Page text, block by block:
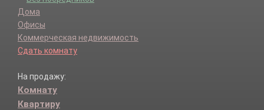
Дома
Офисы
Коммерческая недвижимость
Сдать комнату
На продажу:
Комнату
Квартиру